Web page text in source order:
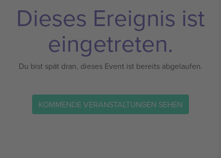
Dieses Ereignis ist
eingetreten.
Du bist spät dran, dieses Event ist bereits abgelaufen.
KOMMENDE VERANSTALTUNGEN SEHEN